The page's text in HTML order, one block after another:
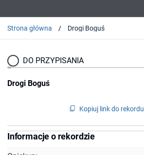
Strona główna Drogi Boguś
DO PRZYPISANIA
Drogi Boguś
Kopiuj link do rekordu
Informacje o rekordzie